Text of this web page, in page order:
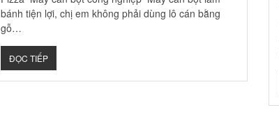
bánh tiện lợi, chị em không phải dùng lô cán bằng
gỗ…
ĐỌC TIẾP